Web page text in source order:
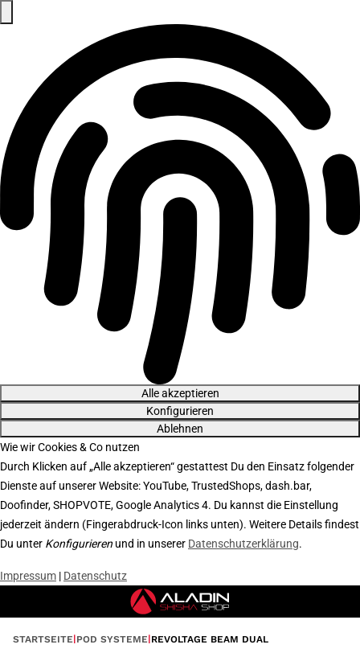
Alle akzeptieren
Konfigurieren
Ablehnen
Wie wir Cookies & Co nutzen
Durch Klicken auf „Alle akzeptieren“ gestattest Du den Einsatz folgender
Dienste auf unserer Website: YouTube, TrustedShops, dash.bar,
Doofinder, SHOPVOTE, Google Analytics 4. Du kannst die Einstellung
jederzeit ändern (Fingerabdruck-Icon links unten). Weitere Details findest
Du unter Konfigurieren und in unserer Datenschutzerklärung.
Impressum | Datenschutz
STARTSEITE POD SYSTEME REVOLTAGE BEAM DUAL